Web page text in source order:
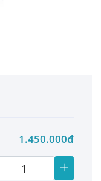
1.450.000đ